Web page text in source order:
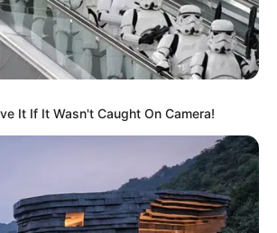
It If It Wasn't Caught On Camera!